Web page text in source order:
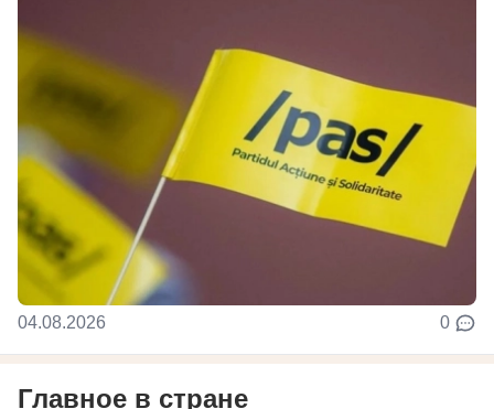
04.08.2026 0
Главное в стране